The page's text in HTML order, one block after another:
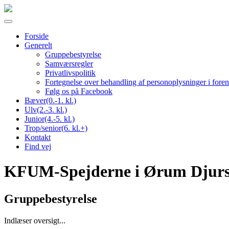
Toggle
navigationForside
Generelt
Gruppebestyrelse
Samværsregler
Privatlivspolitik
Fortegnelse over behandling af personoplysninger i
Følg os på Facebook
Bæver(0.-1. kl.)
Ulv(2.-3. kl.)
Junior(4.-5. kl.)
Trop/senior(6. kl.+)
Kontakt
Find vej
KFUM-Spejderne i Ørum
Gruppebestyrelse
Indlæser oversigt...